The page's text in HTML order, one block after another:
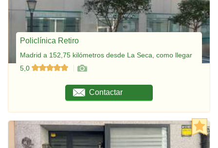
Policlínica Retiro
Madrid a 152,75 kilómetros desde La Seca, como llegar
5,0
Contactar